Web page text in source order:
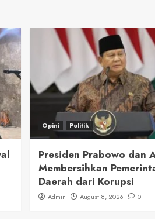
Opini Politik
Presiden Prabowo dan
Membersihkan
Daerah dari Korupsi
Admin August 8, 2026 0